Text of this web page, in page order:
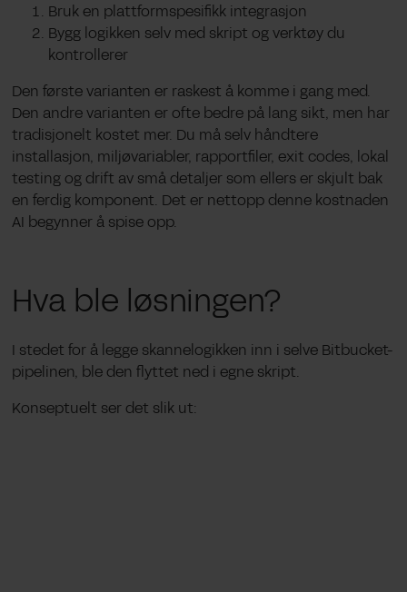
Bruk en plattformspesifikk integrasjon
Bygg logikken selv med skript og verktøy du
kontrollerer
Den første varianten er raskest å komme i gang med.
Den andre varianten er ofte bedre på lang sikt, men har
tradisjonelt kostet mer. Du må selv håndtere
installasjon, miljøvariabler, rapportfiler, exit codes, lokal
testing og drift av små detaljer som ellers er skjult bak
en ferdig komponent. Det er nettopp denne kostnaden
AI begynner å spise opp.
Hva ble løsningen?
I stedet for å legge skannelogikken inn i selve Bitbucket-
pipelinen, ble den flyttet ned i egne skript.
Konseptuelt ser det slik ut: